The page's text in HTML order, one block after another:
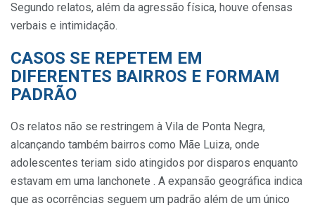
Segundo relatos, além da agressão física, houve ofensas
verbais e intimidação.
CASOS SE REPETEM EM
DIFERENTES BAIRROS E FORMAM
PADRÃO
Os relatos não se restringem à Vila de Ponta Negra,
alcançando também bairros como Mãe Luiza, onde
adolescentes teriam sido atingidos por disparos enquanto
estavam em uma lanchonete . A expansão geográfica indica
que as ocorrências seguem um padrão além de um único